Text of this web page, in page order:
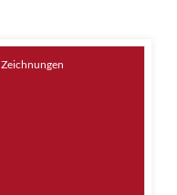
Zeichnungen